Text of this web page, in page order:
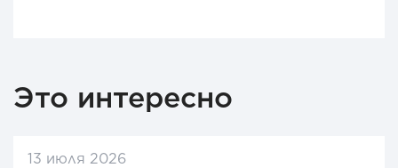
Это интересно
13 июля 2026